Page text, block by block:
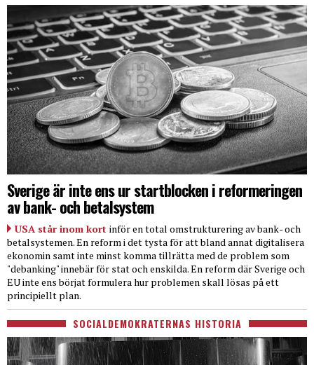
Sverige är inte ens ur startblocken i reformeringen
av bank- och betalsystem
USA står inom kort inför en total omstrukturering av bank- och
betalsystemen. En reform i det tysta för att bland annat digitalisera
ekonomin samt inte minst komma tillrätta med de problem som
"debanking" innebär för stat och enskilda. En reform där Sverige och
EU inte ens börjat formulera hur problemen skall lösas på ett
principiellt plan.
SOCIALDEMOKRATERNAS HISTORIA